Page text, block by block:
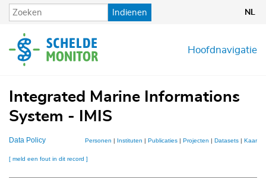
Overslaan
en
de
inhoud
Indienen NL
Hoofdnavigatie
Integrated Marine Informations
System - IMIS
Data Policy Personen | Instituten | Publicaties| Projecten | Datasets| Kaarten
[ meld een fout in dit record ]